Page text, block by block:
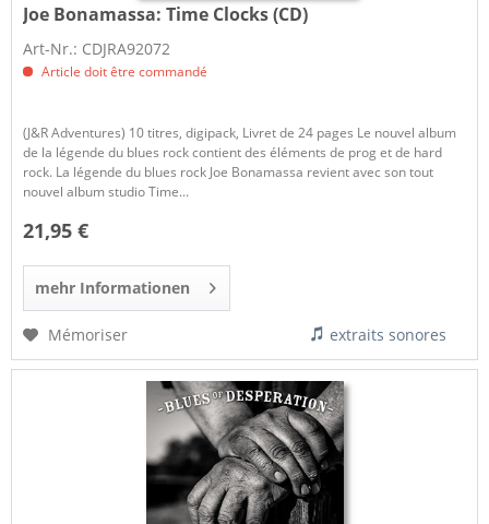
Joe Bonamassa:Time Clocks (CD)
Art-Nr.: CDJRA92072
Article doit être commandé
(J&R Adventures) 10 titres, digipack, Livret de 24 pages Le nouvel album
de la légende du blues rock contient des éléments de prog et de hard
rock. La légende du blues rock Joe Bonamassa revient avec son tout
nouvel album studio Time...
21,95 €
mehr Informationen
Mémoriser extraits sonores